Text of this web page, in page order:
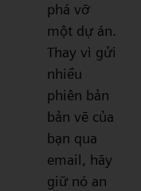
phá vỡ
một dự án.
Thay vì gửi
nhiều
phiên bản
bản vẽ của
bạn qua
email, hãy
giữ nó an